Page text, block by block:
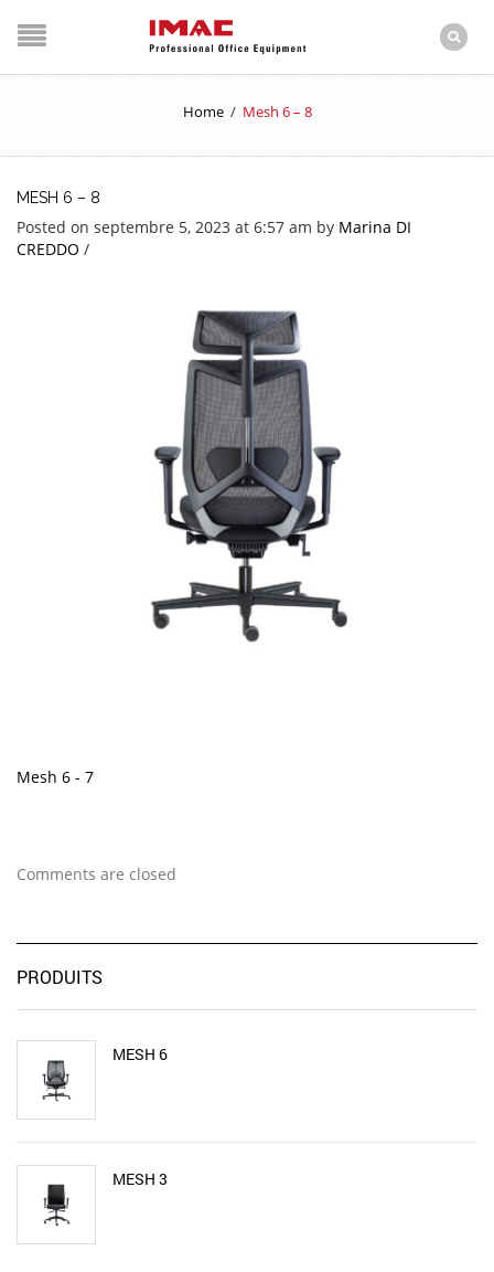
Home / Mesh 6 – 8
MESH 6 – 8
Posted on septembre 5, 2023 at 6:57 am by Marina DI
CREDDO /
Mesh 6 - 7
Comments are closed
PRODUITS
MESH 6
MESH 3